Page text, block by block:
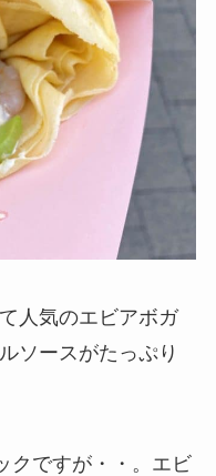
人気のエビアボガ
ソースがたっぷり
クですが・・。エビ